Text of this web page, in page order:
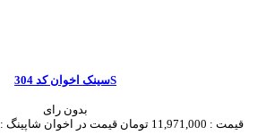
سینک اخوان کد 304S
بدون رای
قیمت : 11,971,000 تومان قیمت در اخوان شاپینگ :